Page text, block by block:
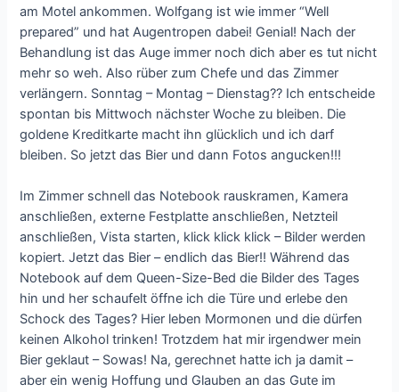
am Motel ankommen. Wolfgang ist wie immer “Well
prepared” und hat Augentropen dabei! Genial! Nach der
Behandlung ist das Auge immer noch dich aber es tut nicht
mehr so weh. Also rüber zum Chefe und das Zimmer
verlängern. Sonntag – Montag – Dienstag?? Ich entscheide
spontan bis Mittwoch nächster Woche zu bleiben. Die
goldene Kreditkarte macht ihn glücklich und ich darf
bleiben. So jetzt das Bier und dann Fotos angucken!!!
Im Zimmer schnell das Notebook rauskramen, Kamera
anschließen, externe Festplatte anschließen, Netzteil
anschließen, Vista starten, klick klick klick – Bilder werden
kopiert. Jetzt das Bier – endlich das Bier!! Während das
Notebook auf dem Queen-Size-Bed die Bilder des Tages
hin und her schaufelt öffne ich die Türe und erlebe den
Schock des Tages? Hier leben Mormonen und die dürfen
keinen Alkohol trinken! Trotzdem hat mir irgendwer mein
Bier geklaut – Sowas! Na, gerechnet hatte ich ja damit –
aber ein wenig Hoffung und Glauben an das Gute im